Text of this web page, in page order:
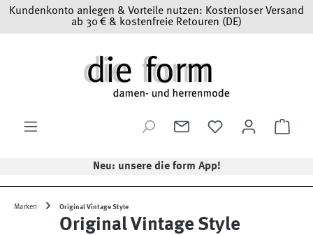
Zum Hauptinhalt springen
Kundenkonto anlegen & Vorteile nutzen: Kostenloser Versand
ab 30 € & kostenfreie Retouren (DE)
Neu: unsere die form App!
Marken Original Vintage Style
Original Vintage Style